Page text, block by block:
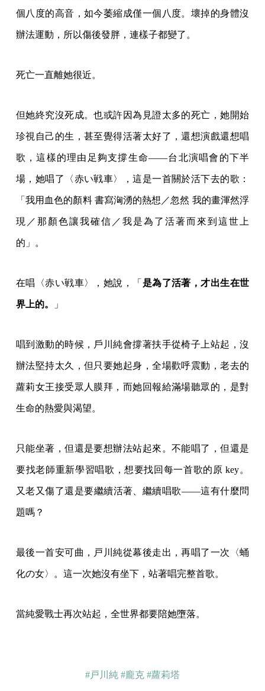
個八度的高音，如今萎縮成僅一個八度。壞掉的身體沒
辦法運動，所以傷後發胖，連樣子都變了。
死亡一直離她很近。
但她終究沒死成。也或許因為見證太多的死亡，她開始
珍視自己的生，甚至覺得活著太好了，還想演戲還想唱
歌，這樣的理由足夠支撐生命——台北演唱會的下半
場，她唱了〈赤い戦車〉，這是一首關於活下去的歌：
「我用血色的顏料 書寫洶湧的熱想／忽然 我的畫渾然浮
現／那顏色讓我確信／我是為了活著而來到這世上
的」。
在唱〈赤い戦車〉，她說，「 是為了活著，才出生在世
界上的。 」
唱到激動的時候，戶川純會撐著扶手從椅子上站起，沒
辦法堅持太久，但只要她起身，全場歡呼震動，老去的
蘿莉女王接受眾人膜拜，而她回報給滿場聽眾的，是對
生命的熱愛與渴望。
只能坐著，但還是要想辦法站起來。不能唱了，但還是
要找老師重新學習唱歌，想要找回每一首歌的原 key。
又老又傷了還是要繼續活著、繼續唱歌——這有什麼問
題嗎？
最後一首安可曲，戸川純從幕後走出，再唱了一次〈蛹
化の女〉。這一次她沒有坐下，站著唱完整首歌。
當純愛戰士再次站起，全世界都要陪她墮落。
#戸川純 #龐克 #蘿莉塔